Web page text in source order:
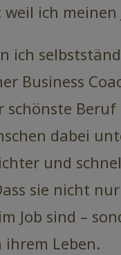
weil ich meinen
ich
Business
schönste Beruf
dabei
und
sie nicht nur
Job sind –
Leben.